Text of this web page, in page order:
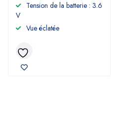
Tension de la batterie : 3.6
V
Vue éclatée